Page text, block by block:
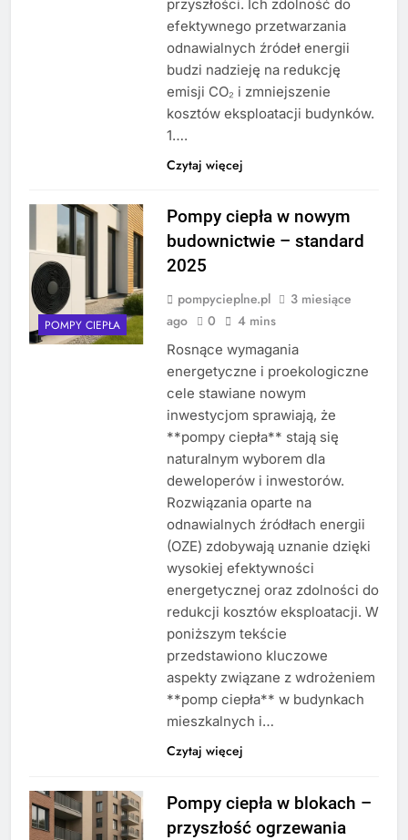
przyszłości. Ich zdolność do
efektywnego przetwarzania
odnawialnych źródeł energii
budzi nadzieję na redukcję
emisji CO₂ i zmniejszenie
kosztów eksploatacji budynków.
1….
Czytaj więcej
POMPY CIEPŁA
Pompy ciepła w nowym
budownictwie – standard
2025
pompycieplne.pl
3 miesiące
ago
0 4 mins
Rosnące wymagania
energetyczne i proekologiczne
cele stawiane nowym
inwestycjom sprawiają, że
**pompy ciepła** stają się
naturalnym wyborem dla
deweloperów i inwestorów.
Rozwiązania oparte na
odnawialnych źródłach energii
(OZE) zdobywają uznanie dzięki
wysokiej efektywności
energetycznej oraz zdolności do
redukcji kosztów eksploatacji. W
poniższym tekście
przedstawiono kluczowe
aspekty związane z wdrożeniem
**pomp ciepła** w budynkach
mieszkalnych i…
Czytaj więcej
Pompy ciepła w blokach –
przyszłość ogrzewania